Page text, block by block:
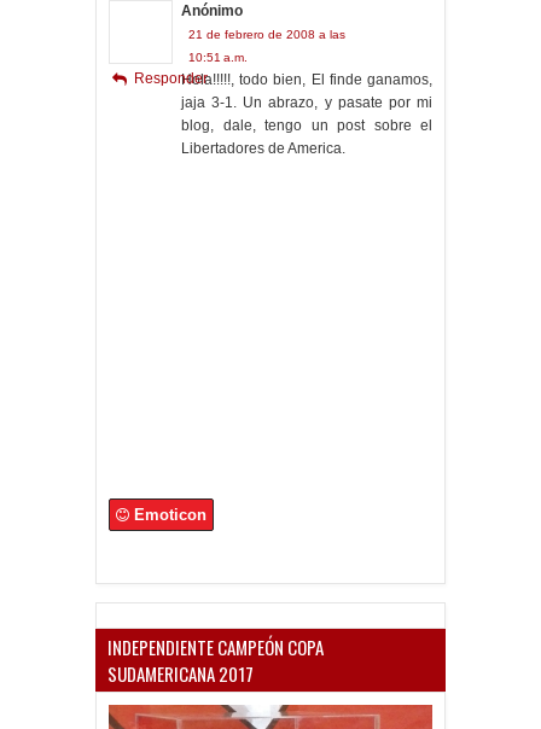
Anónimo
21 de febrero de 2008 a las
10:51 a.m.
Hola!!!!!, todo bien, El finde ganamos,
jaja 3-1. Un abrazo, y pasate por mi
blog, dale, tengo un post sobre el
Libertadores de America.
Responder
Emoticon
INDEPENDIENTE CAMPEÓN COPA
SUDAMERICANA 2017